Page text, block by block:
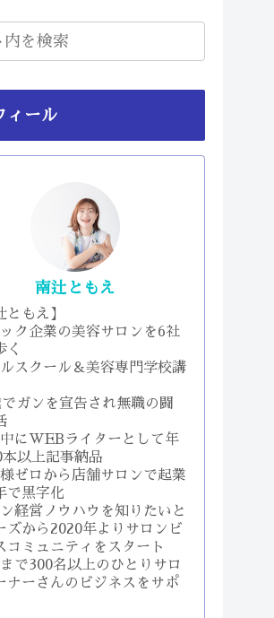
ィール
南辻ともえ
ともえ】
ク企業の美容サロンを6社
く
スクール＆美容専門学校講
ガンを宣告され無職の闘
にWEBライターとして年
本以上記事納品
ゼロから店舗サロンで起業
で黒字化
経営ノウハウを知りたいと
ズから2020年よりサロンビ
コミュニティをスタート
で300名以上のひとりサロ
ナーさんのビジネスをサポ